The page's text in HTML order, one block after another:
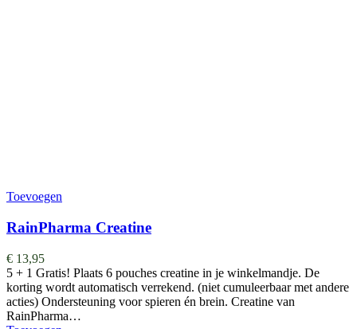
Toevoegen
RainPharma Creatine
€ 13,95
5 + 1 Gratis! Plaats 6 pouches creatine in je winkelmandje. De
korting wordt automatisch verrekend. (niet cumuleerbaar met andere
acties) Ondersteuning voor spieren én brein. Creatine van
RainPharma…